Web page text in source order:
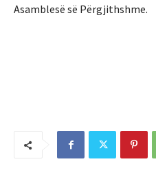
Asamblesë së Përgjithshme.